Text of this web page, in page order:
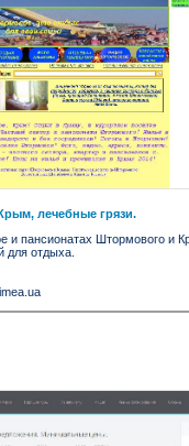
лечебные грязи.
и пансионатах Штормового и
для отдыха.